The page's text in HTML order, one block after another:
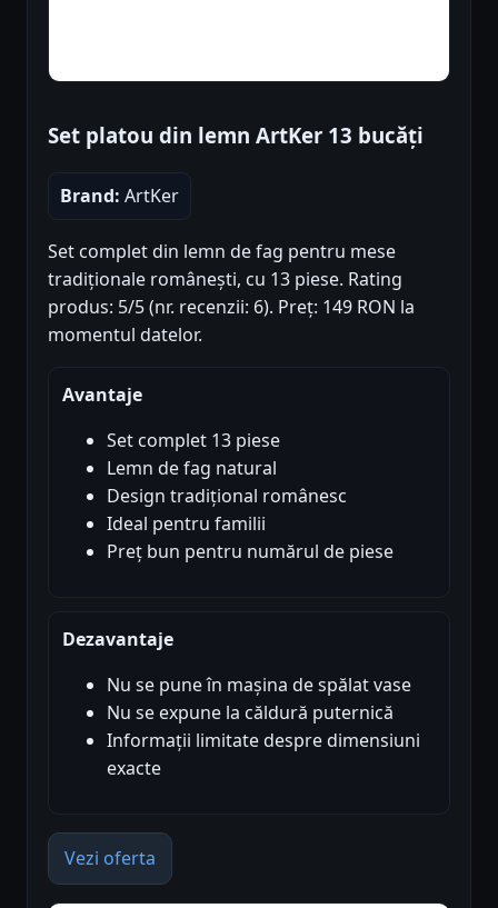
Set platou din lemn ArtKer 13 bucăți
Brand: ArtKer
Set complet din lemn de fag pentru mese
tradiționale românești, cu 13 piese. Rating
produs: 5/5 (nr. recenzii: 6). Preț: 149 RON la
momentul datelor.
Avantaje
Set complet 13 piese
Lemn de fag natural
Design tradițional românesc
Ideal pentru familii
Preț bun pentru numărul de piese
Dezavantaje
Nu se pune în mașina de spălat vase
Nu se expune la căldură puternică
Informații limitate despre dimensiuni
exacte
Vezi oferta